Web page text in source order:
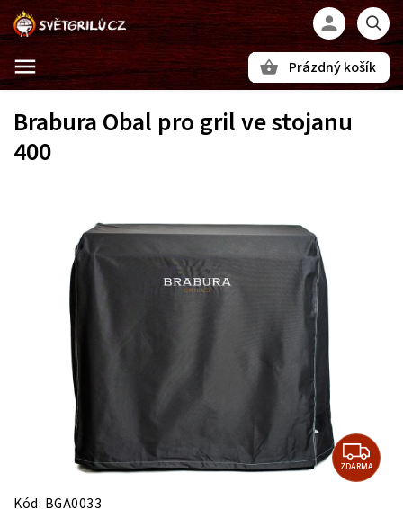
Prázdný košík
Brabura Obal pro gril ve stojanu
400
ZDARMA
Kód: BGA0033